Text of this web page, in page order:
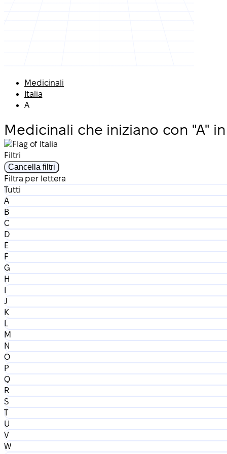
Medicinali
Italia
A
Medicinali che iniziano con "A"
Filtri
Cancella filtri
Filtra per lettera
Tutti
A
B
C
D
E
F
G
H
I
J
K
L
M
N
O
P
Q
R
S
T
U
V
W